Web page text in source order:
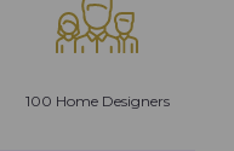
100 Home Designers